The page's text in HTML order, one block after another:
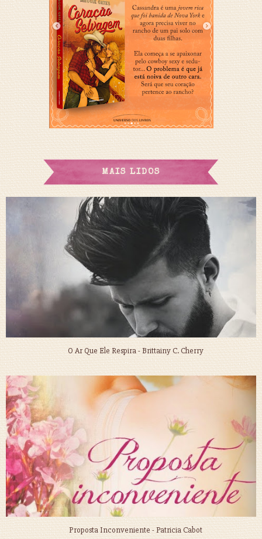
MAIS LIDOS
O Ar Que Ele Respira - Brittainy C. Cherry
Proposta Inconveniente - Patricia Cabot